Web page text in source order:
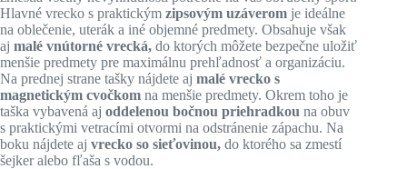
Hlavné vrecko s praktickým zipsovým uzáverom je ideálne
na oblečenie, uterák a iné objemné predmety. Obsahuje však
aj malé vnútorné vrecká, do ktorých môžete bezpečne uložiť
menšie predmety pre maximálnu prehľadnosť a organizáciu.
Na prednej strane tašky nájdete aj malé vrecko s
magnetickým cvočkom na menšie predmety. Okrem toho je
taška vybavená aj oddelenou bočnou priehradkou na obuv
s praktickými vetracími otvormi na odstránenie zápachu. Na
boku nájdete aj vrecko so sieťovinou, do ktorého sa zmestí
šejker alebo fľaša s vodou.